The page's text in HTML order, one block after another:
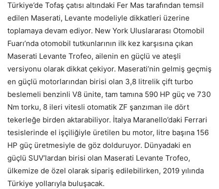
Türkiye’de Tofaş çatısı altındaki Fer Mas tarafından temsil
edilen Maserati, Levante modeliyle dikkatleri üzerine
toplamaya devam ediyor. New York Uluslararası Otomobil
Fuarı’nda otomobil tutkunlarının ilk kez karşısına çıkan
Maserati Levante Trofeo, ailenin en güçlü ve ateşli
versiyonu olarak dikkat çekiyor. Maserati’nin gelmiş geçmiş
en güçlü motorlarından birisi olan 3,8 litrelik çift turbo
beslemeli benzinli V8 ünite, tam tamına 590 HP güç ve 730
Nm torku, 8 ileri vitesli otomatik ZF şanzıman ile dört
tekerleğe birden aktarabiliyor. İtalya Maranello’daki Ferrari
tesislerinde el işçiliğiyle üretilen bu motor, litre başına 156
HP güç üretmesiyle de göz dolduruyor. Dünyadaki en
güçlü SUV’lardan birisi olan Maserati Levante Trofeo,
ülkemize de özel olarak sipariş edilebilirken, 2019 yılında
Türkiye yollarıyla buluşacak.